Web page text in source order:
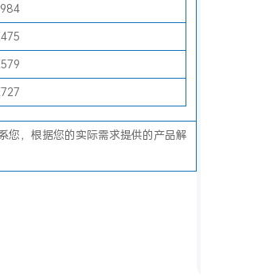
您，根据您的实际需求提供的产品解